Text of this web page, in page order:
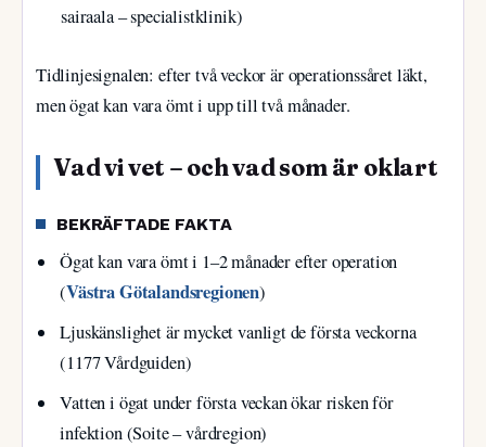
sairaala – specialistklinik)
Tidlinjesignalen: efter två veckor är operationssåret läkt,
men ögat kan vara ömt i upp till två månader.
Vad vi vet – och vad som är oklart
BEKRÄFTADE FAKTA
Ögat kan vara ömt i 1–2 månader efter operation
(Västra Götalandsregionen)
Ljuskänslighet är mycket vanligt de första veckorna
(1177 Vårdguiden)
Vatten i ögat under första veckan ökar risken för
infektion (Soite – vårdregion)